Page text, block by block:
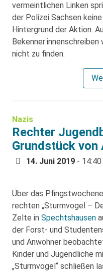
vermeintlichen Linken
der Polizei Sachsen keine
Hintergrund der Aktion.
nicht zu finden.
Nazis
Rechter
Grundstück
14. Juni 2019 - 14:40
Über das
rechten „Sturmvogel –
Zelte in Spechtshausen
der Forst- und
und Anwohner
Kinder und Jugendliche
„Sturmvogel“ schließen